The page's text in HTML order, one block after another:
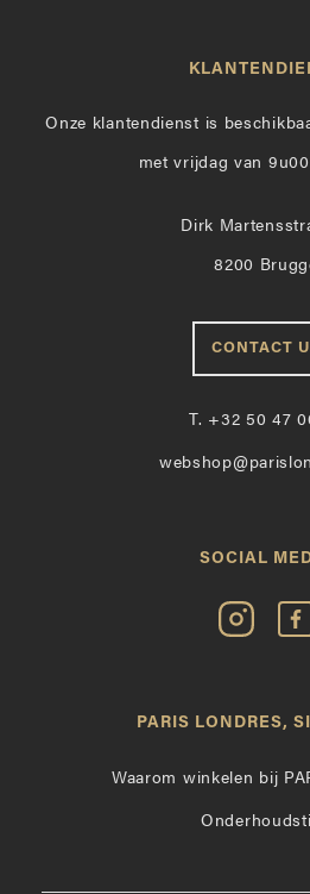
Onze klantendienst is
met vrijdag van
Dirk
8200
CONTACT
T. +32 50 47
SOCIAL
Volg
Paris
PARIS LONDRES,
Waarom winkelen bij